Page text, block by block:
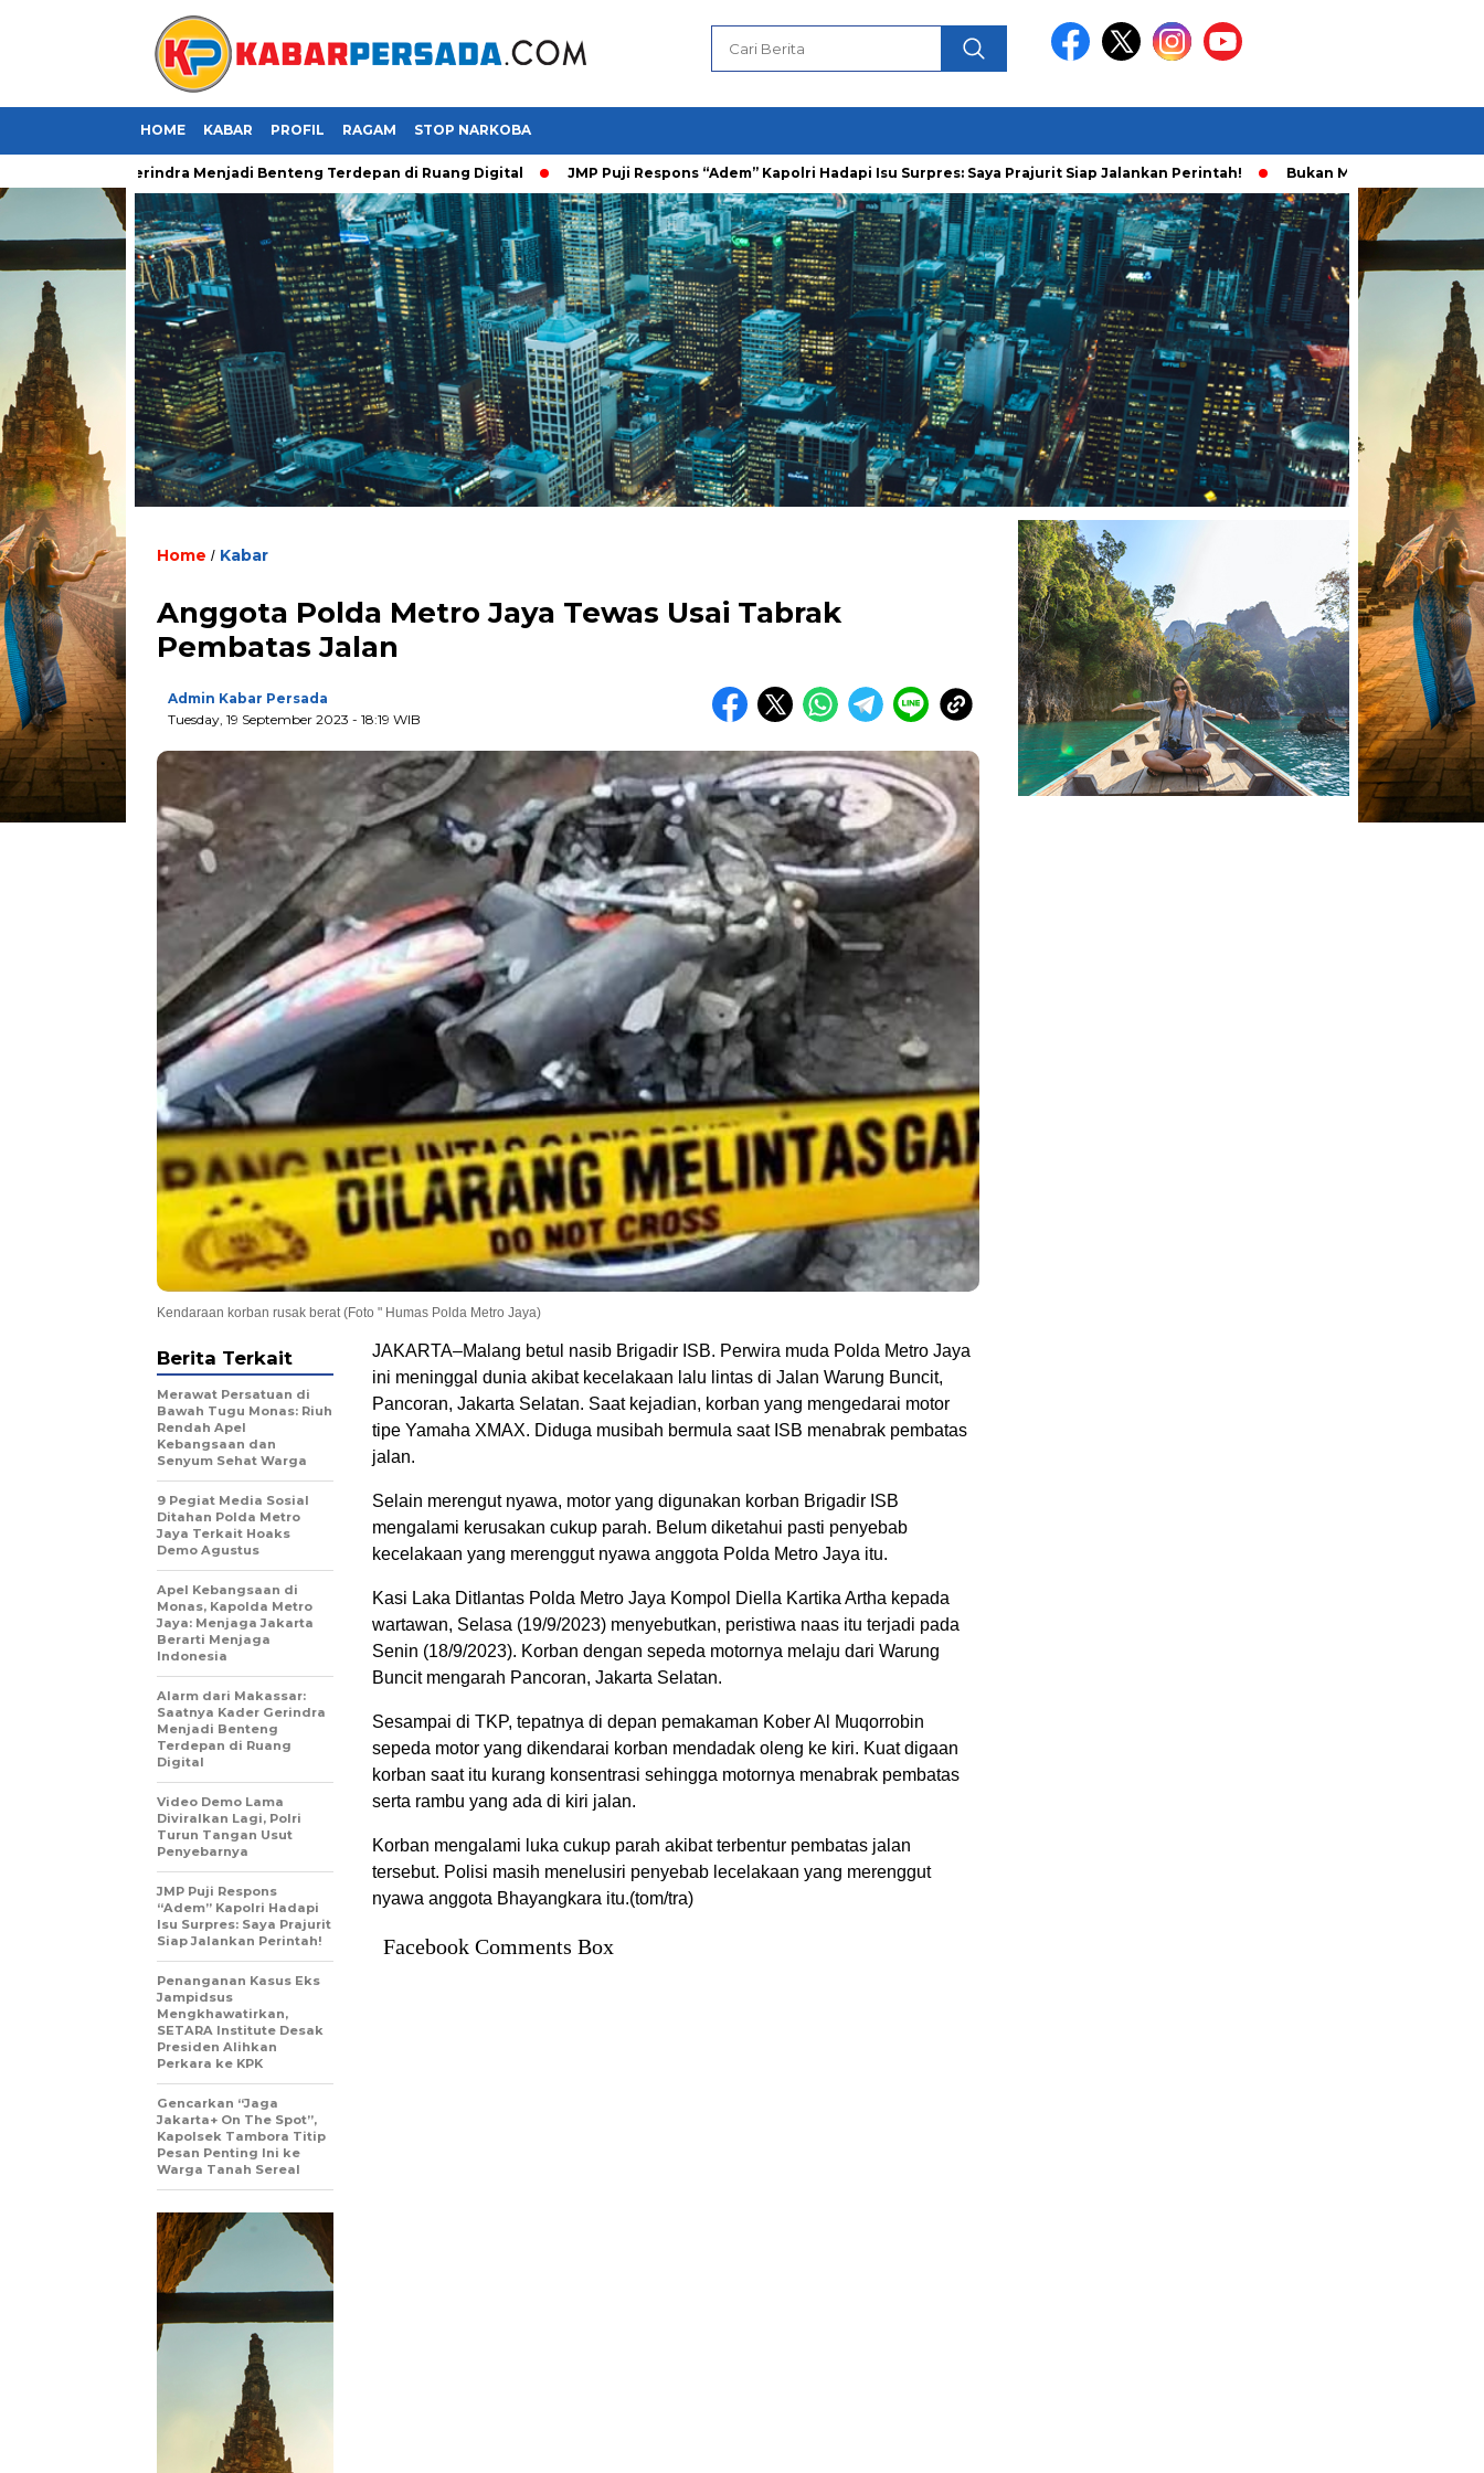
HOME KABAR PROFIL RAGAM STOP NARKOBA
Kader Gerindra Menjadi Benteng Terdepan di Ruang Digital JMP Puji Respons “Adem” Kapolri Hadapi Isu Surpres: Saya Prajurit Siap Jalankan Perintah! Bukan Main Sendiri, Ini Fakta Baru
Home / Kabar
Anggota Polda Metro Jaya Tewas Usai Tabrak
Pembatas Jalan
Admin Kabar Persada
Tuesday, 19 September 2023 - 18:19 WIB
Kendaraan korban rusak berat (Foto " Humas Polda Metro Jaya)
JAKARTA–Malang betul nasib Brigadir ISB. Perwira muda Polda Metro Jaya
ini meninggal dunia akibat kecelakaan lalu lintas di Jalan Warung Buncit,
Pancoran, Jakarta Selatan. Saat kejadian, korban yang mengedarai motor
tipe Yamaha XMAX. Diduga musibah bermula saat ISB menabrak pembatas
jalan.
Selain merengut nyawa, motor yang digunakan korban Brigadir ISB
mengalami kerusakan cukup parah. Belum diketahui pasti penyebab
kecelakaan yang merenggut nyawa anggota Polda Metro Jaya itu.
Kasi Laka Ditlantas Polda Metro Jaya Kompol Diella Kartika Artha kepada
wartawan, Selasa (19/9/2023) menyebutkan, peristiwa naas itu terjadi pada
Senin (18/9/2023). Korban dengan sepeda motornya melaju dari Warung
Buncit mengarah Pancoran, Jakarta Selatan.
Sesampai di TKP, tepatnya di depan pemakaman Kober Al Muqorrobin
sepeda motor yang dikendarai korban mendadak oleng ke kiri. Kuat digaan
korban saat itu kurang konsentrasi sehingga motornya menabrak pembatas
serta rambu yang ada di kiri jalan.
Korban mengalami luka cukup parah akibat terbentur pembatas jalan
tersebut. Polisi masih menelusiri penyebab lecelakaan yang merenggut
nyawa anggota Bhayangkara itu.(tom/tra)
Facebook Comments Box
Berita Terkait
Merawat Persatuan di
Bawah Tugu Monas: Riuh
Rendah Apel
Kebangsaan dan
Senyum Sehat Warga
9 Pegiat Media Sosial
Ditahan Polda Metro
Jaya Terkait Hoaks
Demo Agustus
Apel Kebangsaan di
Monas, Kapolda Metro
Jaya: Menjaga Jakarta
Berarti Menjaga
Indonesia
Alarm dari Makassar:
Saatnya Kader Gerindra
Menjadi Benteng
Terdepan di Ruang
Digital
Video Demo Lama
Diviralkan Lagi, Polri
Turun Tangan Usut
Penyebarnya
JMP Puji Respons
“Adem” Kapolri Hadapi
Isu Surpres: Saya Prajurit
Siap Jalankan Perintah!
Penanganan Kasus Eks
Jampidsus
Mengkhawatirkan,
SETARA Institute Desak
Presiden Alihkan
Perkara ke KPK
Gencarkan “Jaga
Jakarta+ On The Spot”,
Kapolsek Tambora Titip
Pesan Penting Ini ke
Warga Tanah Sereal